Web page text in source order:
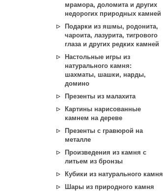
мрамора, доломита и других
недорогих природных камней
Подарки из яшмы, родонита,
чароита, лазурита, тигрового
глаза и других редких камней
Настольные игры из
натурального камня:
шахматы, шашки, нарды,
домино
Презенты из малахита
Картины нарисованные
камнем на дереве
Презенты с гравюрой на
металле
Произведения из камня с
литьем из бронзы
Кубики из натурального камня
Шары из природного камня